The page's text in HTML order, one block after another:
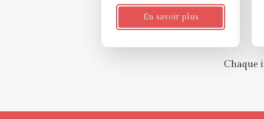
En savoir plus
Chaque